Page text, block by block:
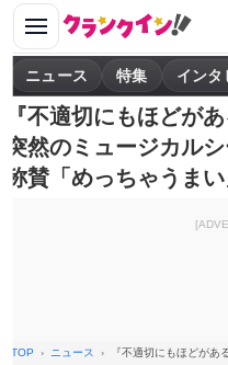
ニュース 特集 インタ
『不適切にもほどが
突然のミュージカル
称賛「めっちゃうまい
TOP ニュース 『不適切にもほどが